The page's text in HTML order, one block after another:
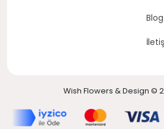
Blog
Wish Flowers & Design ©